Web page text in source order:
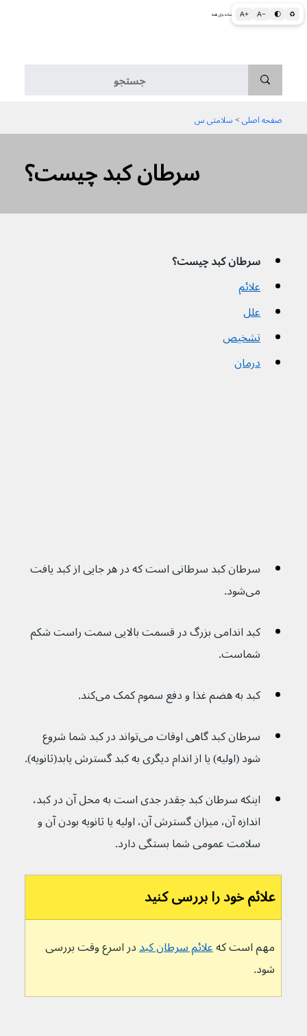
A+ A− 🌓 ♻ اطلاعات پزشکی و بهداشتی به زبان ساده برای همه
صفحه اصلی > سلامتی س
سرطان کبد چیست؟
سرطان کبد چیست؟
علائم
علل
تشخیص
درمان
سرطان کبد سرطانی است که در هر جایی از کبد یافت
می‌شود.
کبد اندامی بزرگ در قسمت بالایی سمت راست شکم
شماست.
کبد به هضم غذا و دفع سموم کمک می‌کند.
سرطان کبد گاهی اوقات می‌تواند در کبد شما شروع
شود (اولیه) یا از اندام دیگری به کبد گسترش یابد(ثانویه).
اینکه سرطان کبد چقدر جدی است به محل آن در کبد،
اندازه آن، میزان گسترش آن، اولیه یا ثانویه بودن آن و
سلامت عمومی شما بستگی دارد.
علائم خود را بررسی کنید
مهم است که علائم سرطان کبددر اسرع وقت بررسی
شود.